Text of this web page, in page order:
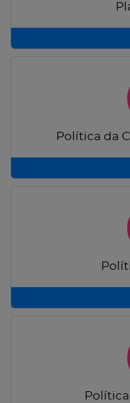
Política da
Política